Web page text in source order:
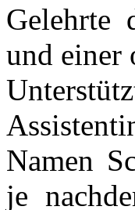
Gelehrte
und einer
Namen
je